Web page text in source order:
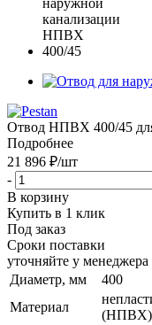
Отвод НПВХ 400/45
Подробнее
21 896 ₽/шт
-
В корзину
Купить в 1 клик
Под заказ
Сроки поставки
уточняйте у менеджера
Диаметр, мм
400
Материал
(НПВХ)